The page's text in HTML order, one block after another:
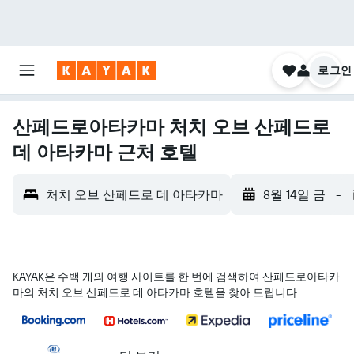
로그인
산페드로아타카마 처치 오브 산페드로
데 아타카마 근처 호텔
처치 오브 산페드로 데 아타카마 8월 14일 금 -
KAYAK은 수백 개의 여행 사이트를 한 번에 검색하여 산페드로아타카
마의 처치 오브 산페드로 데 아타카마 호텔을 찾아 드립니다